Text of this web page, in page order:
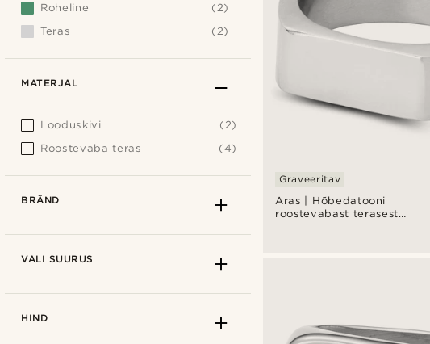
Aras | Hõbedatooni
roostevabast terasest
Graveeritav
Roheline
(2)
Teras
(2)
MATERJAL
Looduskivi
(2)
Roostevaba teras
(4)
BRÄND
VALI SUURUS
HIND